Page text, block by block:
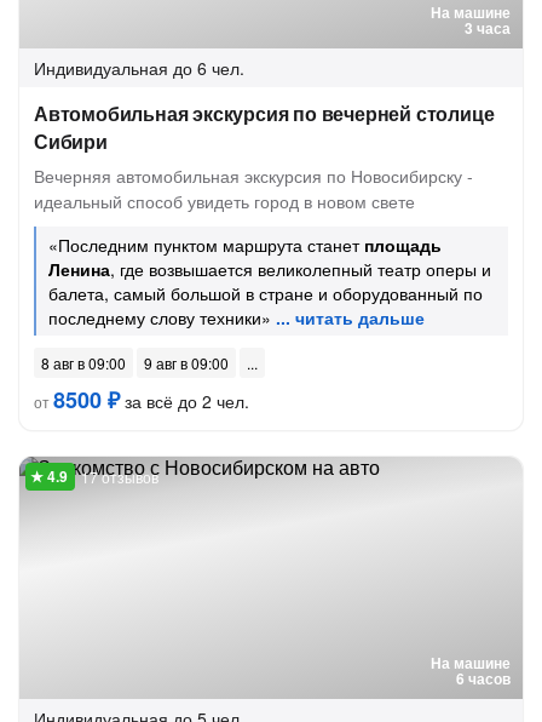
На машине
3 часа
Индивидуальная до 6 чел.
Автомобильная экскурсия по вечерней столице
Сибири
Вечерняя автомобильная экскурсия по Новосибирску -
идеальный способ увидеть город в новом свете
«Последним пунктом маршрута станет площадь
Ленина, где возвышается великолепный театр оперы и
балета, самый большой в стране и оборудованный по
последнему слову техники»
8 авг в 09:00
9 авг в 09:00
от8500 ₽за всё до 2 чел.
На машине
6 часов
17 отзывов